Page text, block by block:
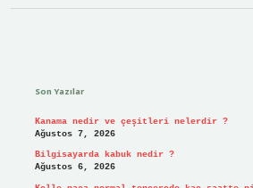
Son Yazılar
Kanama nedir ve çeşitleri nelerdir ?
Ağustos 7, 2026
Bilgisayarda kabuk nedir ?
Ağustos 6, 2026